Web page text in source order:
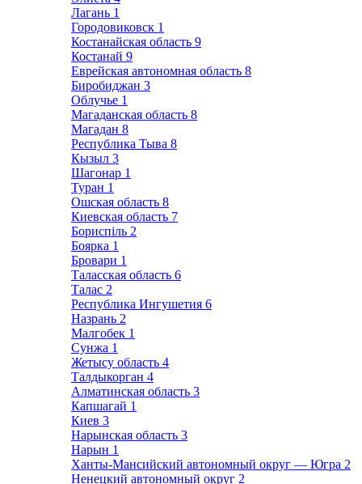
Лагань 1
Городовиковск 1
Костанайская область 9
Костанай 9
Еврейская автономная область 8
Биробиджан 3
Облучье 1
Магаданская область 8
Магадан 8
Республика Тыва 8
Кызыл 3
Шагонар 1
Туран 1
Ошская область 8
Киевская область 7
Бориспіль 2
Боярка 1
Бровари 1
Таласская область 6
Талас 2
Республика Ингушетия 6
Назрань 2
Малгобек 1
Сунжа 1
Жетысу область 4
Талдыкорган 4
Алматинская область 3
Капшагай 1
Киев 3
Нарынская область 3
Нарын 1
Ханты-Мансийский автономный округ — Югра 2
Ненецкий автономный округ 2